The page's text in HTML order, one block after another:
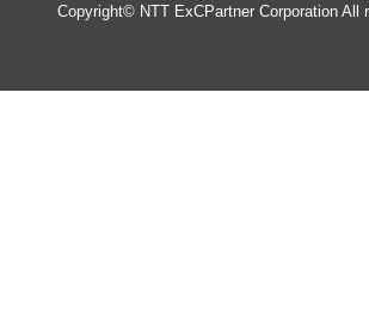
Copyright© NTT ExCPartner Corporation All